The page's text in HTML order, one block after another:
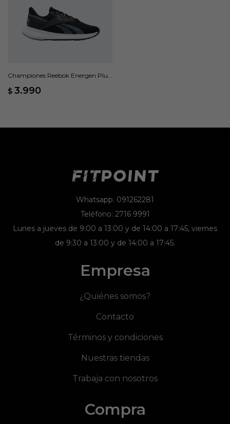
Championes Reebok Energen Plus
$ 3.990
Whatsapp: 091262281
Teléfono: 2716 9991
Lunes a jueves de 9:00 a 13:00 y de 14:00 a 17:45, viernes
de 9:30 a 13:00 y de 14:00 a 17:45.
Empresa
¿Quiénes somos?
Contacto
Términos y condiciones
Nuestras tiendas
Trabaja con nosotros
Compra